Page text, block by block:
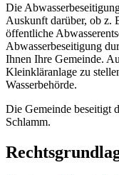
Die
Auskunft darüber, ob z.
öffentliche
Abwasserbeseitigung
Ihnen Ihre Gemeinde.
Kleinkläranlage zu
Wasserbehörde.
Die Gemeinde beseitigt
Schlamm.